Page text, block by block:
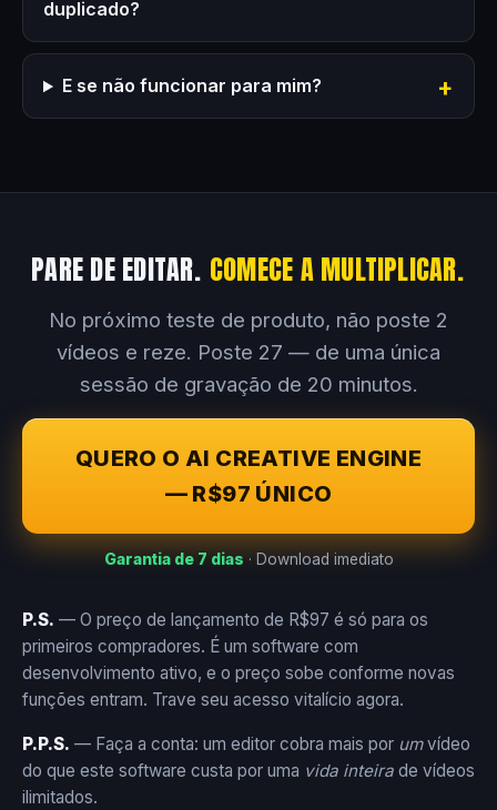
duplicado?
E se não funcionar para mim?
PARE DE EDITAR. COMECE A MULTIPLICAR.
No próximo teste de produto, não poste 2
vídeos e reze. Poste 27 — de uma única
sessão de gravação de 20 minutos.
QUERO O AI CREATIVE ENGINE
— R$97 ÚNICO
Garantia de 7 dias · Download imediato
P.S. — O preço de lançamento de R$97 é só para os
primeiros compradores. É um software com
desenvolvimento ativo, e o preço sobe conforme novas
funções entram. Trave seu acesso vitalício agora.
P.P.S. — Faça a conta: um editor cobra mais por umvídeo
do que este software custa por uma vida inteira de vídeos
ilimitados.